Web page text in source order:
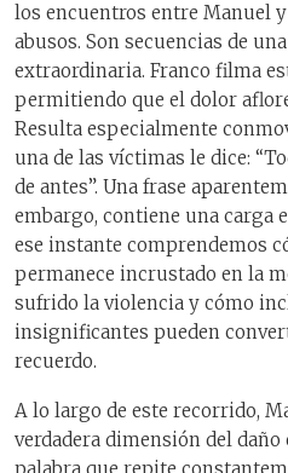
los encuentros entre Manuel
abusos. Son secuencias de
extraordinaria. Franco filma
permitiendo que el dolor
Resulta especialmente
una de las víctimas le dice:
de antes”. Una frase
embargo, contiene una carga
ese instante comprendemos
permanece incrustado en la
sufrido la violencia y cómo
insignificantes pueden
recuerdo.
A lo largo de este recorrido,
verdadera dimensión del daño